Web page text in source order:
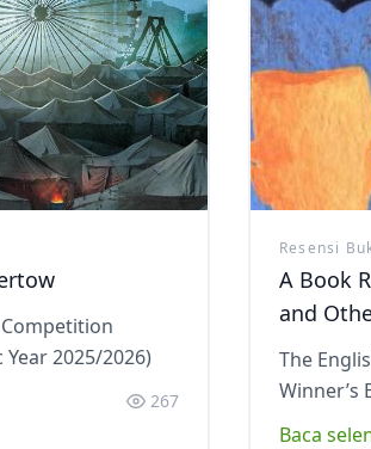
Yesus
Ekstrakurikuler
2025/2026)
267
Resensi
A Book
and
The
Winner’s
Baca